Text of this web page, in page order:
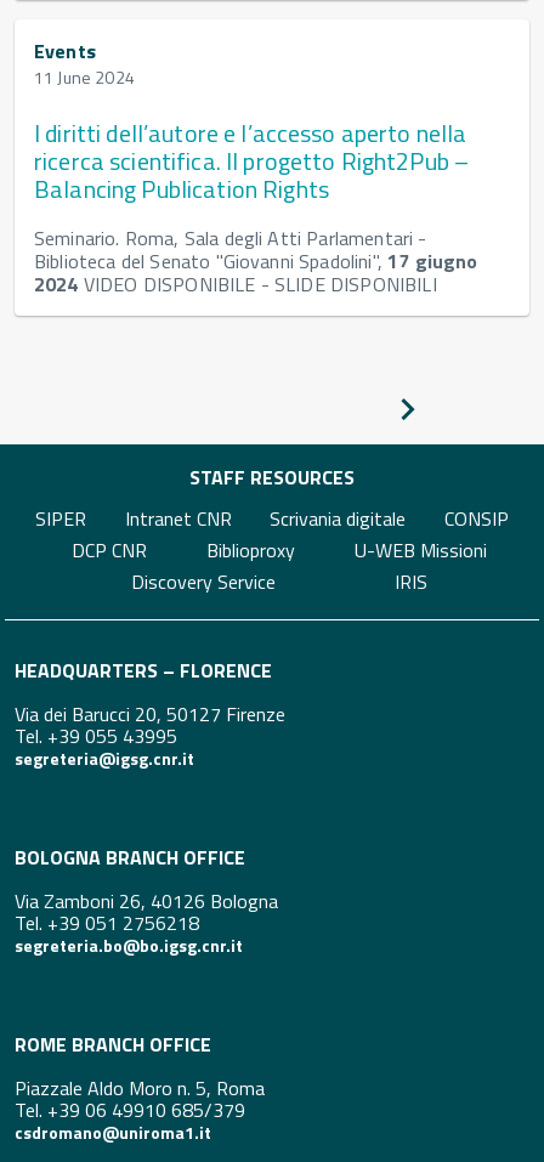
Events
11 June 2024
I diritti dell’autore e l’accesso aperto nella
ricerca scientifica. Il progetto Right2Pub –
Balancing Publication Rights
Seminario. Roma, Sala degli Atti Parlamentari -
Biblioteca del Senato "Giovanni Spadolini", 17 giugno
2024 VIDEO DISPONIBILE - SLIDE DISPONIBILI
STAFF RESOURCES
SIPER
Intranet CNR Scrivania digitale
CONSIP
DCP CNR
Biblioproxy
U-WEB Missioni
Discovery Service
IRIS
HEADQUARTERS – FLORENCE
Via dei Barucci 20, 50127 Firenze
Tel. +39 055 43995
segreteria@igsg.cnr.it
BOLOGNA BRANCH OFFICE
Via Zamboni 26, 40126 Bologna
Tel. +39 051 2756218
segreteria.bo@bo.igsg.cnr.it
ROME BRANCH OFFICE
Piazzale Aldo Moro n. 5, Roma
Tel. +39 06 49910 685/379
csdromano@uniroma1.it